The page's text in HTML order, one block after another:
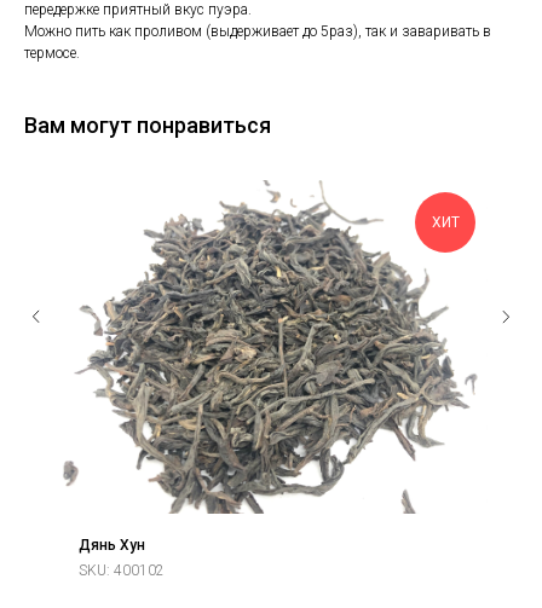
передержке приятный вкус пуэра.
Можно пить как проливом (выдерживает до 5раз), так и заваривать в
термосе.
Вам могут понравиться
ХИТ
Дянь Хун
SKU: 400102